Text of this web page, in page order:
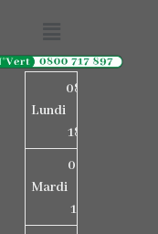
Lundi
08h15
18h15
Mardi
08h15
17h15